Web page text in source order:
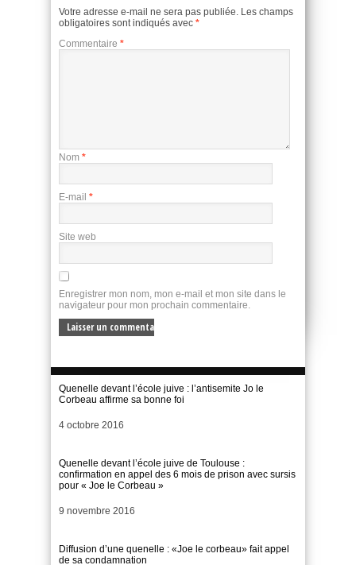
Votre adresse e-mail ne sera pas publiée. Les champs
obligatoires sont indiqués avec *
Commentaire *
Nom *
E-mail *
Site web
Enregistrer mon nom, mon e-mail et mon site dans le
navigateur pour mon prochain commentaire.
Quenelle devant l’école juive : l’antisemite Jo le
Corbeau affirme sa bonne foi
Date
4 octobre 2016
Quenelle devant l’école juive de Toulouse :
confirmation en appel des 6 mois de prison avec sursis
pour « Joe le Corbeau »
Date
9 novembre 2016
Diffusion d’une quenelle : «Joe le corbeau» fait appel
de sa condamnation